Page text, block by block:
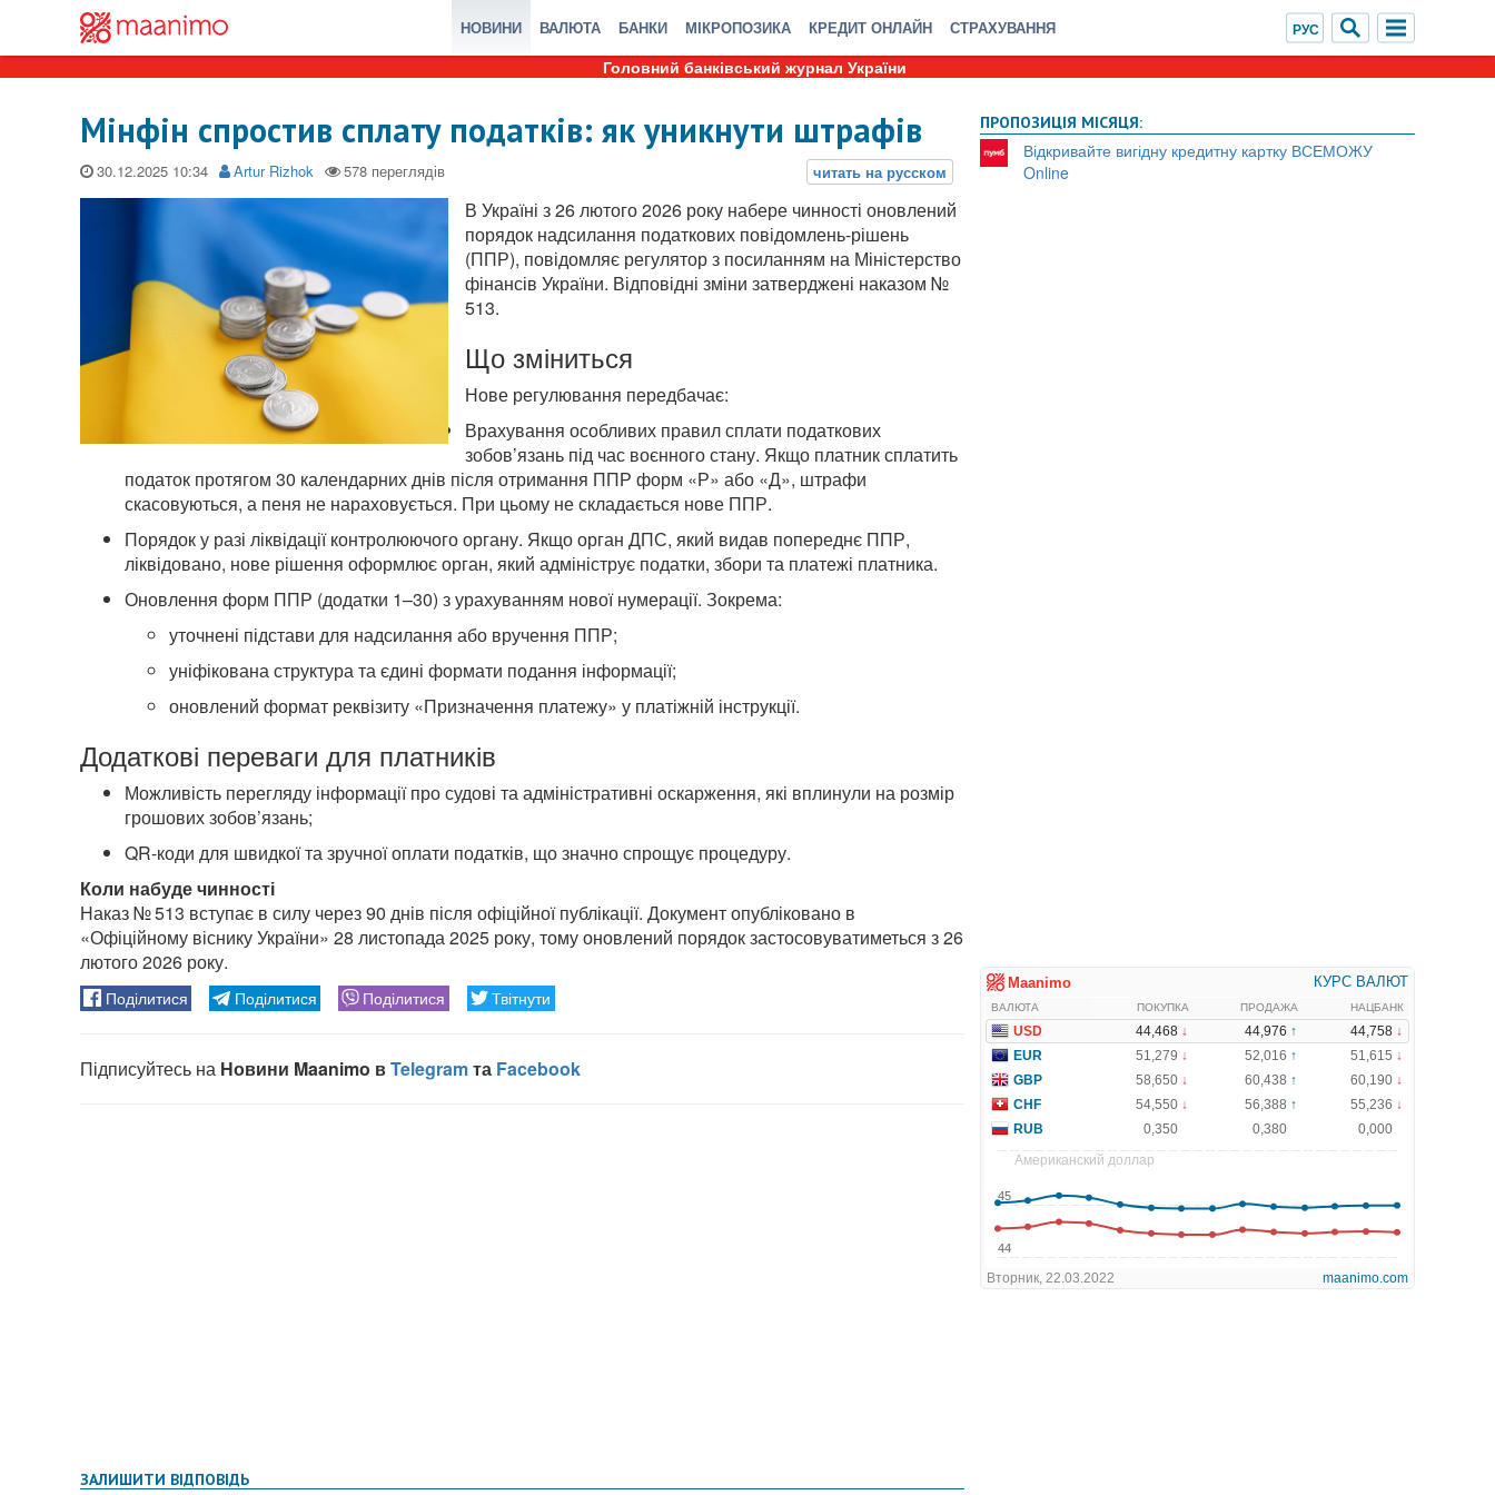
НОВИНИ ВАЛЮТА БАНКИ МІКРОПОЗИКА КРЕДИТ ОНЛАЙН СТРАХУВАННЯ
Головний банківський журнал України
Мінфін спростив сплату податків: як уникнути штрафів
30.12.2025 Artur Rizhok
В Україні з 26 лютого 2026 року набере чинності оновлений
порядок надсилання податкових повідомлень-рішень
(ППР), повідомляє регулятор з посиланням на Міністерство
фінансів України. Відповідні зміни затверджені наказом №
513.
Що зміниться
Нове регулювання передбачає:
Врахування особливих правил сплати податкових
зобов’язань під час воєнного стану. Якщо платник сплатить
податок протягом 30 календарних днів після отримання ППР форм «Р» або «Д», штрафи
скасовуються, а пеня не нараховується. При цьому не складається нове ППР.
Порядок у разі ліквідації контролюючого органу. Якщо орган ДПС, який видав попереднє ППР,
ліквідовано, нове рішення оформлює орган, який адмініструє податки, збори та платежі платника.
Оновлення форм ППР (додатки 1–30) з урахуванням нової нумерації. Зокрема:
уточнені підстави для надсилання або вручення ППР;
уніфікована структура та єдині формати подання інформації;
оновлений формат реквізиту «Призначення платежу» у платіжній інструкції.
Додаткові переваги для платників
Можливість перегляду інформації про судові та адміністративні оскарження, які вплинули на розмір
грошових зобов’язань;
QR-коди для швидкої та зручної оплати податків, що значно спрощує процедуру.
Коли набуде чинності
Наказ № 513 вступає в силу через 90 днів після офіційної публікації. Документ опубліковано в
«Офіційному віснику України» 28 листопада 2025 року, тому оновлений порядок застосовуватиметься з 26
лютого 2026 року.
ЗАЛИШИТИ ВІДПОВІДЬ
ПРОПОЗИЦІЯ МІСЯЦЯ:
Відкривайте вигідну кредитну картку ВСЕМОЖУ
Online